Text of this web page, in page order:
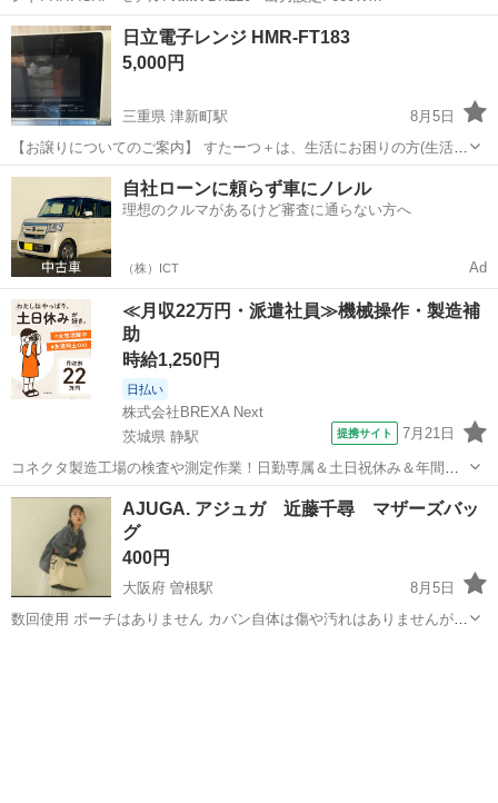
大阪 大阪市 津守駅
日立電子レンジ HMR-FT183
5,000円
三重県 津新町駅
8月5日
【お譲りについてのご案内】 すたーつ＋は、生活にお困りの方(生活保
護世帯等)・ひとり親家庭・学生さんや新生活に対して支援を必要とす
る方へ家具・家電を届ける非営利（NPO法人）による地域支援活動 で
す。 皆さまからご提供いた...
三重 津市 津新町駅 キッチン家電
自社ローンに頼らず車にノレル
理想のクルマがあるけど審査に通らない方へ
（株）ICT Ad
≪月収22万円・派遣社員≫機械操作・製造補
助
時給1,250円
日払い
株式会社BREXA Next
茨城県 静駅
提携サイト 7月21日
コネクタ製造工場の検査や測定作業！日勤専属＆土日祝休み＆年間休
日128日★クリーンルーム内作業★マイカー通勤OK＆無料駐車場あり
★就業先食堂利用可！日払い制度あり！《茨城県常陸大宮市》 人気の
工場のお仕事 ◇コネクタ製造工...
茨城 常陸大宮市 その他
AJUGA. アジュガ 近藤千尋 マザーズバッ
グ
400円
大阪府 曽根駅
8月5日
数回使用 ポーチはありません カバン自体は傷や汚れはありませんが水